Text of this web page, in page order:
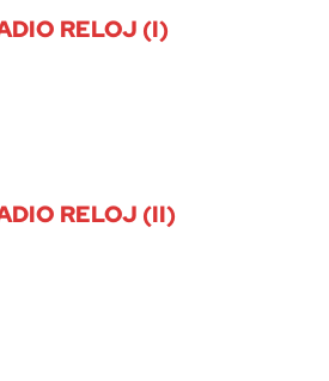
RELOJ (I)
RELOJ (II)